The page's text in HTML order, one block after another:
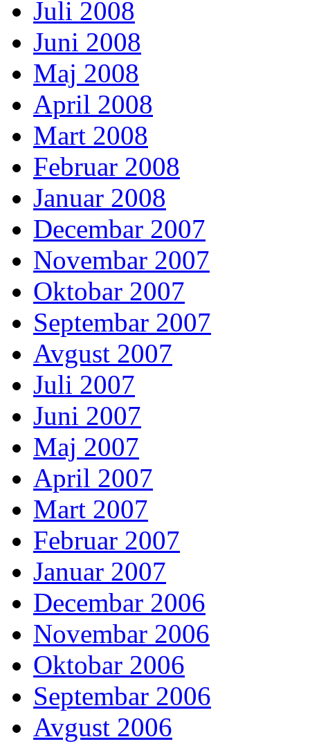
Juli 2008
Juni 2008
Maj 2008
April 2008
Mart 2008
Februar 2008
Januar 2008
Decembar 2007
Novembar 2007
Oktobar 2007
Septembar 2007
Avgust 2007
Juli 2007
Juni 2007
Maj 2007
April 2007
Mart 2007
Februar 2007
Januar 2007
Decembar 2006
Novembar 2006
Oktobar 2006
Septembar 2006
Avgust 2006